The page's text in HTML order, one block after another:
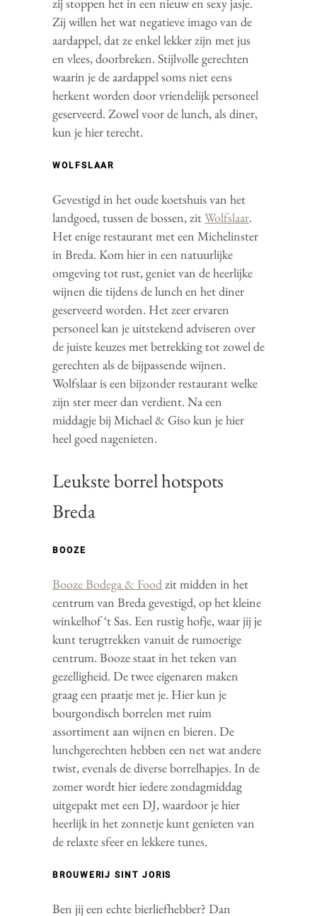
Zij willen het wat negatieve imago van de
aardappel, dat ze enkel lekker zijn met jus
en vlees, doorbreken. Stijlvolle gerechten
waarin je de aardappel soms niet eens
herkent worden door vriendelijk personeel
geserveerd. Zowel voor de lunch, als diner,
kun je hier terecht.
WOLFSLAAR
Gevestigd in het oude koetshuis van het
landgoed, tussen de bossen, zitWolfslaar.
Het enige restaurant met een Michelinster
in Breda. Kom hier in een natuurlijke
omgeving tot rust, geniet van de heerlijke
wijnen die tijdens de lunch en het diner
geserveerd worden. Het zeer ervaren
personeel kan je uitstekend adviseren over
de juiste keuzes met betrekking tot zowel de
gerechten als de bijpassende wijnen.
Wolfslaar is een bijzonder restaurant welke
zijn ster meer dan verdient. Na een
middagje bij Michael & Giso kun je hier
heel goed nagenieten.
Leukste borrel hotspots
Breda
BOOZE
Booze Bodega & Foodzit midden in het
centrum van Breda gevestigd, op het kleine
winkelhof ‘t Sas. Een rustig hofje, waar jij je
kunt terugtrekken vanuit de rumoerige
centrum. Booze staat in het teken van
gezelligheid. De twee eigenaren maken
graag een praatje met je. Hier kun je
bourgondisch borrelen met ruim
assortiment aan wijnen en bieren. De
lunchgerechten hebben een net wat andere
twist, evenals de diverse borrelhapjes. In de
zomer wordt hier iedere zondagmiddag
uitgepakt met een DJ, waardoor je hier
heerlijk in het zonnetje kunt genieten van
de relaxte sfeer en lekkere tunes.
BROUWERIJ SINT JORIS
Ben jij een echte bierliefhebber? Dan